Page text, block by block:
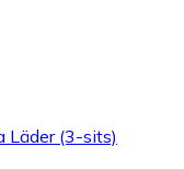
Läder (3-sits)